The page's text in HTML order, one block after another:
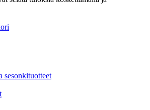
sesonkituotteet